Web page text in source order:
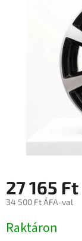
27 165 Ft
34 500 Ft ÁFA-val
Raktáron